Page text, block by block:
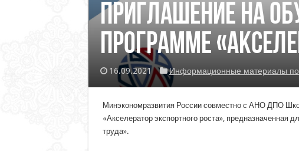
Приглашение на
программе
16.09.2021 Информационные материалы по
Минэкономразвития России совместно с АНО ДПО
«Акселератор экспортного роста», предназначенная
труда».